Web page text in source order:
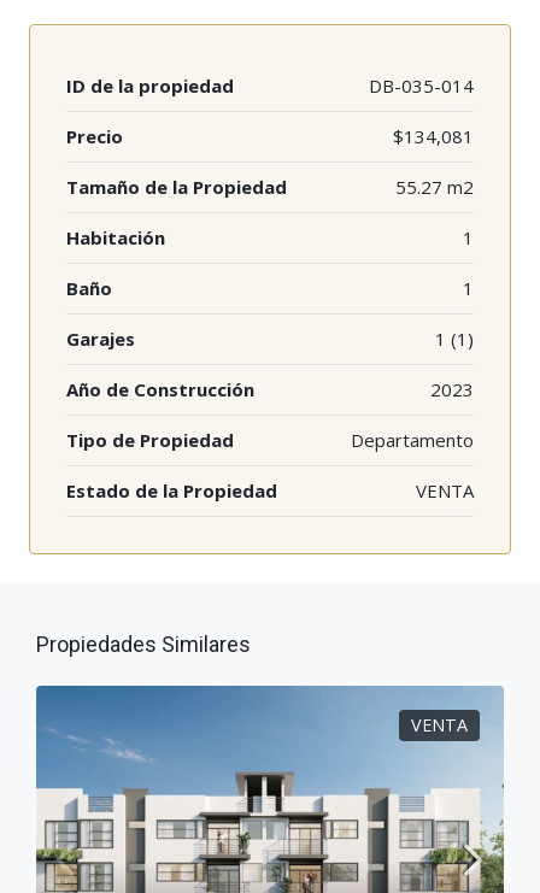
ID de la propiedad DB-035-014
Precio $134,081
Tamaño de la Propiedad 55.27 m2
Habitación 1
Baño 1
Garajes 1 (1)
Año de Construcción 2023
Tipo de Propiedad Departamento
Estado de la Propiedad VENTA
Propiedades Similares
VENTA